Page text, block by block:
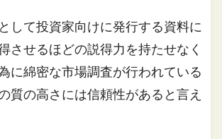
して投資家向けに発行する資料に
させるほどの説得力を持たせなく
に綿密な市場調査が行われている
質の高さには信頼性があると言え